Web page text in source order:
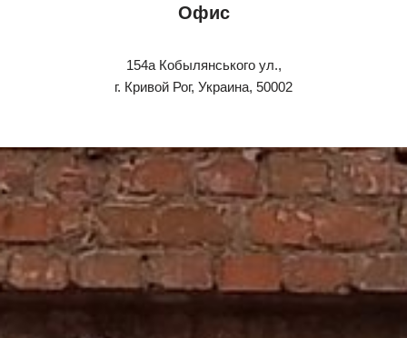
Офис
154a Кобылянського ул.,
г. Кривой Рог, Украина, 50002